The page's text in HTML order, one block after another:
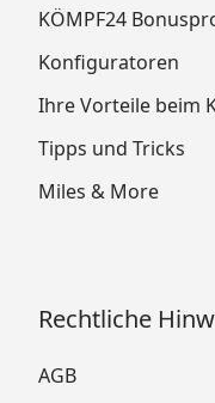
KÖMPF24
Konfiguratoren
Ihre Vorteile beim
Tipps und Tricks
Miles & More
Rechtliche
AGB